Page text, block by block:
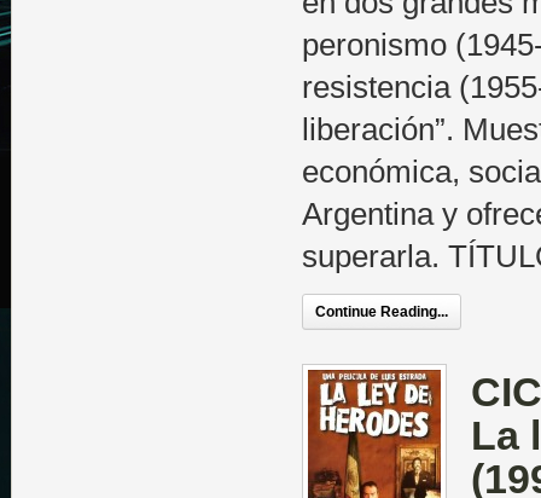
peronismo
resistencia
liberación”.
económica,
Argentina y
superarla.
Continue Reading...
La